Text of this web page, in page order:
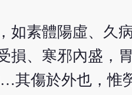
素體陽虛、久
損、寒邪內盛，
其傷於外也，惟